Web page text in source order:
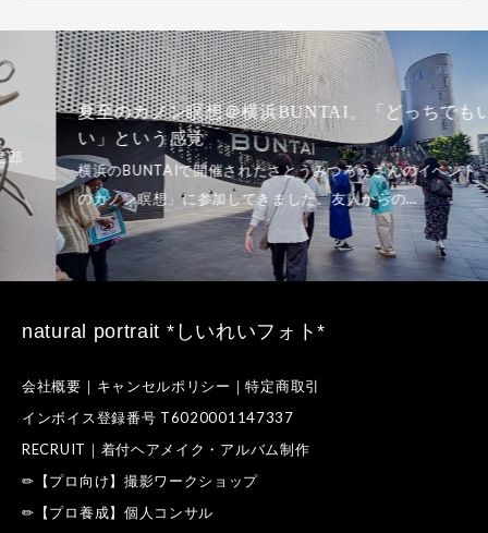
夏至のカノン瞑想＠横浜BUNTAI。「どっちでもい
い」という感覚
natural portrait *しいれいフォト*
会社概要｜キャンセルポリシー｜特定商取引
インボイス登録番号 T6020001147337
RECRUIT｜着付ヘアメイク・アルバム制作
✏【プロ向け】撮影ワークショップ
✏【プロ養成】個人コンサル